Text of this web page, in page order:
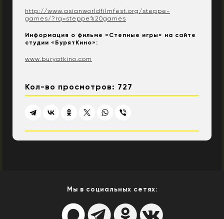
http://www.asianworldfilmfest.org/steppe-
games/?rq=steppe%20games
Информация о фильме «Степные игры» на сайте
студии «БурятКино»:
www.buryatkino.com
Кол-во просмотров: 727
Мы в социальных сетях: